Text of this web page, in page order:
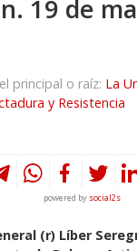
19 de
principal o raíz: La
y Resistencia
powered by social2s
(r) Líber